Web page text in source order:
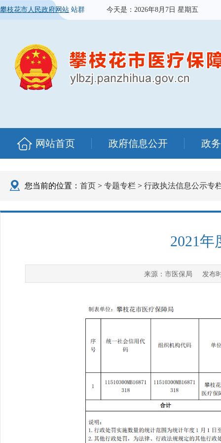
攀枝花市人民政府网站 站群 今天是： 2026年8月7日 星期五
网站首页 政府信息公开 政
您当前的位置： 首页 > 专题专栏 > 行政执法信息公示专
2021
来源： 市医保局 发布